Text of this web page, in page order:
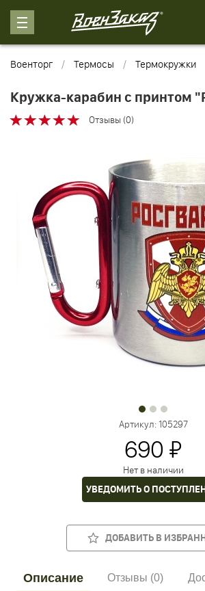
Военторг Термосы Термокружки
Кружка-карабин с принтом
Отзывы (0)
Артикул:105297
690 ₽
Нет в наличии
УВЕДОМИТЬ О
ДОБАВИТЬ В
Описание Отзывы (0)